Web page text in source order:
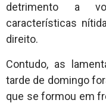
detrimento a
características
direito.
Contudo, as
tarde de domingo
que se formou em